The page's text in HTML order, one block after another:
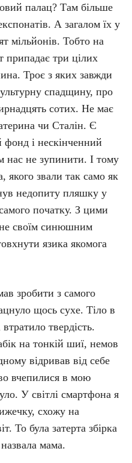
палац? Там більше
А загалом їх у
мільйонів. Тобто на
припадає три цілих
Троє з яких завжди
спадщину, про
сотих. Не має
чи Сталін. Є
і нескінченний
нас не зупинити. І тому
якого звали так само як
недопиту пляшку у
початку. З цими
своїм синюшним
язика якомога
зробити з самого
щось сухе. Тіло в
твердість.
на тонкій шиї, немов
відривав від себе
вчепилися в мою
У світлі смартфона я
схожу на
То була затерта збірка
мама.